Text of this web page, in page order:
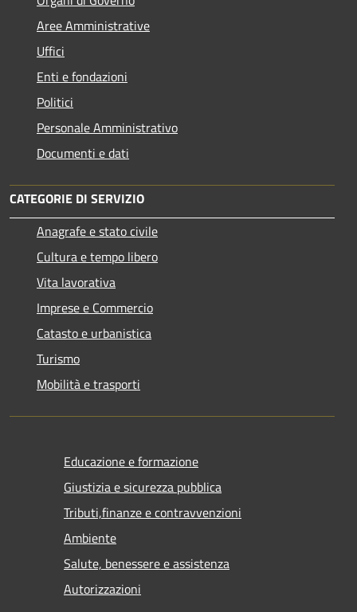
Aree Amministrative
Uffici
Enti e fondazioni
Politici
Personale Amministrativo
Documenti e dati
CATEGORIE DI SERVIZIO
Anagrafe e stato civile
Cultura e tempo libero
Vita lavorativa
Imprese e Commercio
Catasto e urbanistica
Turismo
Mobilità e trasporti
Educazione e formazione
Giustizia e sicurezza pubblica
Tributi,finanze e contravvenzioni
Ambiente
Salute, benessere e assistenza
Autorizzazioni